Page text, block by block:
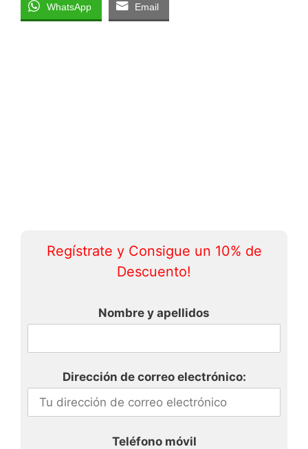
WhatsApp Email
Regístrate y Consigue un 10% de
Descuento!
Nombre y apellidos
Dirección de correo electrónico:
Teléfono móvil